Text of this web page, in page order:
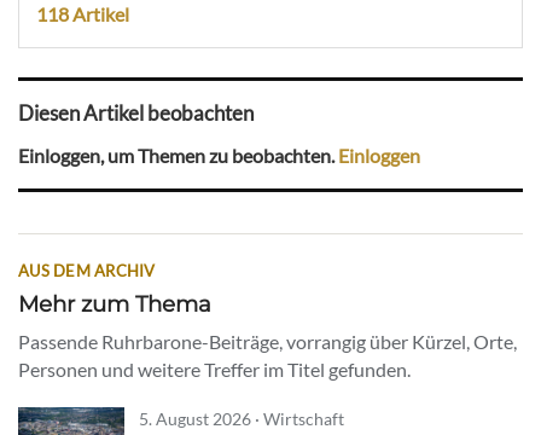
118 Artikel
Diesen Artikel beobachten
Einloggen, um Themen zu beobachten.Einloggen
AUS DEM ARCHIV
Mehr zum Thema
Passende Ruhrbarone-Beiträge, vorrangig über Kürzel, Orte,
Personen und weitere Treffer im Titel gefunden.
5. August 2026 · Wirtschaft